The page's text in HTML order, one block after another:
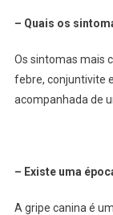
– Quais os
Os sintomas mais
febre, conjuntivite
acompanhada de
– Existe uma
A gripe canina é